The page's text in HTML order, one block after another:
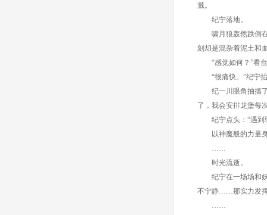
溅。
纪宁落地。
啸月狼轰然跌倒在
刻却是混杂着泥土和
“感觉如何？”看台
“很痛快。”纪宁抬
纪一川眼角抽搐了
了，我会安排龙堡每
纪宁点头：“遇到
以神魔般的力量身
……
时光流逝。
纪宁在一场场和妖
不宁静……那实力发
……